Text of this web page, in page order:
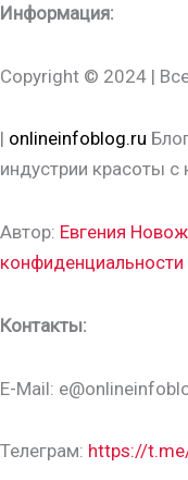
Информация:
Copyright © 2024 |
| onlineinfoblog.ru
индустрии красоты с
Автор: Евгения
конфиденциальности
Контакты:
E-Mail:
Телеграм: https://